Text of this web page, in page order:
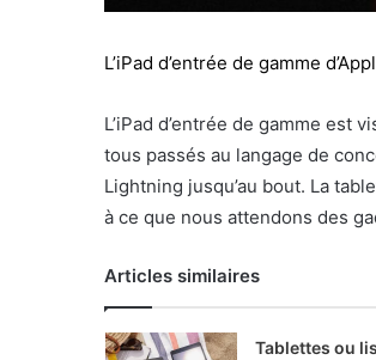
L’iPad d’entrée de gamme
L’iPad d’entrée de gamme est
tous passés au langage de
Lightning jusqu’au bout. La
à ce que nous attendons des
Articles similaires
Tablettes ou